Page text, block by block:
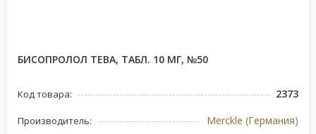
БИСОПРОЛОЛ ТЕВА, ТАБЛ. 10 МГ, №50
Код товара: 2373
Производитель: Merckle (Германия)